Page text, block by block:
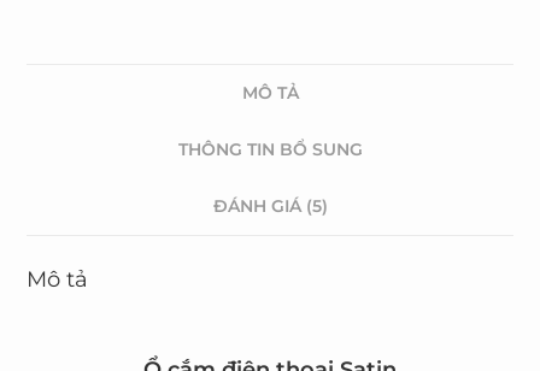
MÔ TẢ
THÔNG TIN BỔ SUNG
ĐÁNH GIÁ (5)
Mô tả